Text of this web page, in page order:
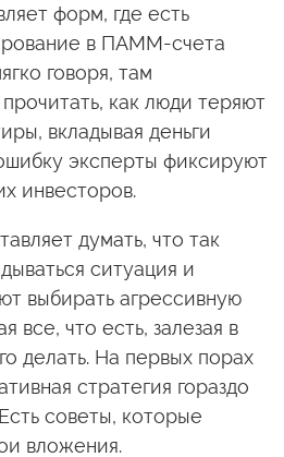
форм, где есть
в ПАММ-счета
говоря, там
как люди теряют
вкладывая деньги
эксперты фиксируют
инвесторов.
думать, что так
ситуация и
выбирать агрессивную
все, что есть, залезая в
делать. На первых порах
стратегия гораздо
советы, которые
вложения.